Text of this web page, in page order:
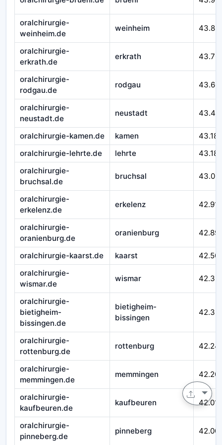
oralchirurgie-
weinheim.de
weinheim
oralchirurgie-
erkrath.de
erkrath
oralchirurgie-
rodgau.de
rodgau
oralchirurgie-
neustadt.de
neustadt
oralchirurgie-kamen.de kamen
43.189
oralchirurgie-lehrte.de
lehrte
43.189
oralchirurgie-
bruchsal.de
bruchsal
oralchirurgie-
erkelenz.de
erkelenz 42.917
oralchirurgie-
oranienburg.de
oranienburg
oralchirurgie-kaarst.de kaarst
oralchirurgie-
wismar.de
wismar
oralchirurgie-
bietigheim-
bissingen.de
bietigheim-
bissingen
oralchirurgie-
rottenburg.de
rottenburg
oralchirurgie-
memmingen.de
memmingen 42.201
oralchirurgie-
kaufbeuren.de
kaufbeuren
oralchirurgie-
pinneberg.de
pinneberg